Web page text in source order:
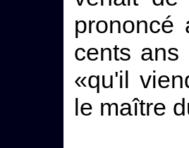
prononcé
cents ans
«qu'il
le maître